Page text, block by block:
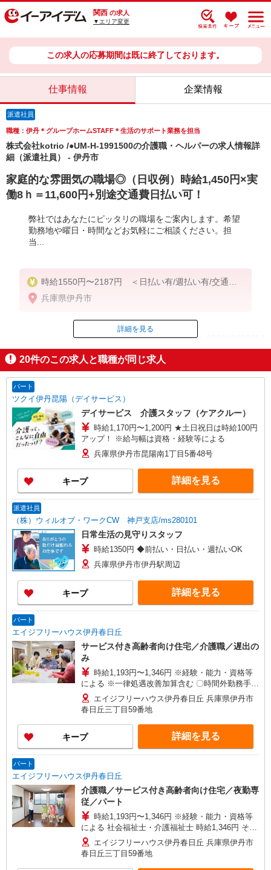
関西 の求人
▼エリア変更
この求人の応募期間は既に終了しております。
仕事情報 企業情報
派遣社員
職種：伊丹＊グループホームSTAFF＊生活のサポート業務を担当
株式会社kotrio /●UM-H-1991500の介護職・ヘルパーの求人情報詳
細（派遣社員） - 伊丹市
家庭的な雰囲気の職場◎（日収例）時給1,450円×実
働8ｈ＝11,600円+別途交通費日払い可！
弊社ではあなたにピッタリの職場をご案内します。希望
勤務地や曜日・時間などお気軽にご相談ください。担
当...
時給1550円〜2187円 ＜日払い有/週払い有/交通費
全支給(ガソリン代含む)＞
兵庫県伊丹市
ID：AE0610080664
掲載期間終了
詳細を見る
20件のこの求人と職種が同じ求人
パート
ツクイ伊丹昆陽（デイサービス）
デイサービス 介護スタッフ（ケアクルー）
時給1,170円〜1,200円 ★土日祝日は時給100円
アップ！ ※給与幅は資格・経験等による
兵庫県伊丹市昆陽南1丁目5番48号
キープ 詳細を見る
派遣社員
（株）ウィルオブ・ワークCW 神戸支店/ms280101
日常生活の見守りスタッフ
時給1350円 ◆前払い・日払い・週払いOK
兵庫県伊丹市伊丹駅周辺
キープ 詳細を見る
パート
エイジフリーハウス伊丹春日丘
サービス付き高齢者向け住宅／介護職／遅出の
み
時給1,193円〜1,346円 ※経験・能力・資格等
による ※一律処遇改善加算含む 〇時間外勤務手当
〇土日祝勤務手当 〇夜勤手当 〇深夜勤務手当 〇
年末年始勤務手当 〇早朝7:00〜8:00/夜間18:00〜
20:00は時給25％UP
エイジフリーハウス伊丹春日丘 兵庫県伊丹市
春日丘三丁目59番地
キープ 詳細を見る
パート
エイジフリーハウス伊丹春日丘
介護職／サービス付き高齢者向け住宅／夜勤専
従／パート
時給1,193円〜1,346円 ※経験・能力・資格等
による 社会福祉士・介護福祉士 時給1,346円 その
他資格 時給1,193円 ※一律処遇改善加算含む 〇時
間外勤務手当 〇土日祝勤務手当 〇夜勤手当 〇年
末年始勤務手当
エイジフリーハウス伊丹春日丘 兵庫県伊丹市
春日丘三丁目59番地